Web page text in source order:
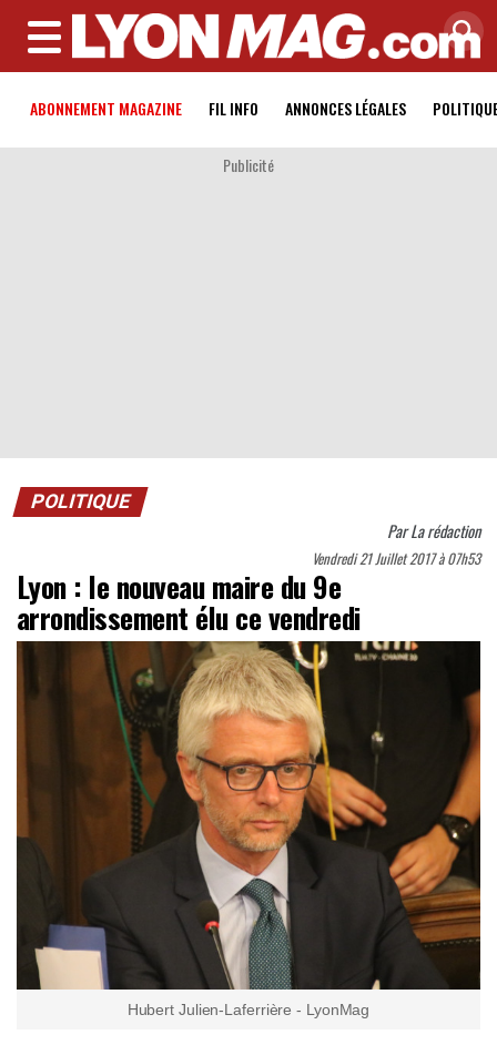
MENU
ABONNEMENT MAGAZINE FIL INFO ANNONCES LÉGALES
Publicité
POLITIQUE
ParLa rédaction
Vendredi 21 Juillet 2017 à 07h53
Lyon : le nouveau maire du 9e
arrondissement élu ce vendredi
Hubert Julien-Laferrière - LyonMag